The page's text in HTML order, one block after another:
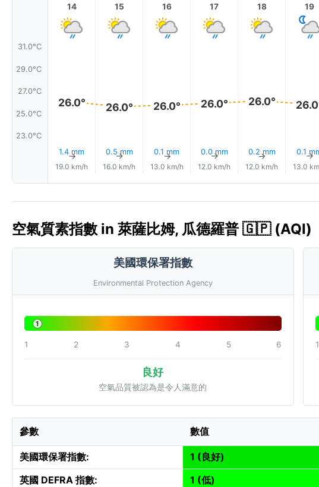
31.0°C
29.0°C
27.0°C
25.0°C
23.0°C
14
26.0°
1.4 mm
↑
19.0 km/h
15
26.0°
0.5 mm
↑
16.0 km/h
16
26.0°
0.1 mm
↑
13.0 km/h
17
26.0°
0.0 mm
↑
12.0 km/h
18
26.0°
0.2 mm
↑
12.0 km/h
19
0.1↑
13.0
空氣質素指數 in 萊薩比姆, 瓜德羅普 🇬🇵 (AQI)
美國環保署指數
Environmental Protection Agency
1
1 2 3 4 5 6
良好
空氣品質被認為是令人滿意的
1
參數 數值
美國環保署指數:
1 (良好)
英國 DEFRA 指數:
1 (低)